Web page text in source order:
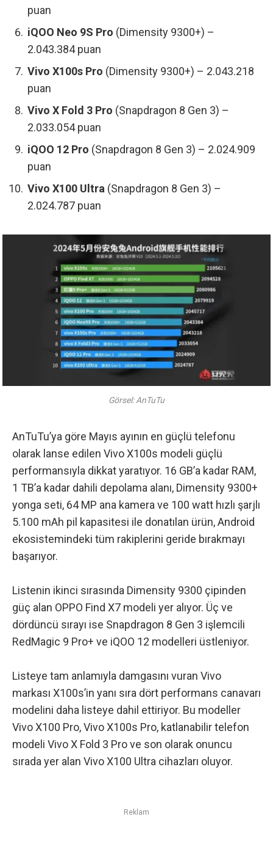
puan
iQOO Neo 9S Pro (Dimensity 9300+) –
2.043.384 puan
Vivo X100s Pro (Dimensity 9300+) – 2.043.218
puan
Vivo X Fold 3 Pro (Snapdragon 8 Gen 3) –
2.033.054 puan
iQOO 12 Pro (Snapdragon 8 Gen 3) – 2.024.909
puan
Vivo X100 Ultra (Snapdragon 8 Gen 3) –
2.024.787 puan
Görsel: AnTuTu
AnTuTu’ya göre Mayıs ayının en güçlü telefonu
olarak lanse edilen Vivo X100s modeli güçlü
performansıyla dikkat yaratıyor. 16 GB’a kadar RAM,
1 TB’a kadar dahili depolama alanı, Dimensity 9300+
yonga seti, 64 MP ana kamera ve 100 watt hızlı şarjlı
5.100 mAh pil kapasitesi ile donatılan ürün, Android
ekosistemindeki tüm rakiplerini geride bırakmayı
başarıyor.
Listenin ikinci sırasında Dimensity 9300 çipinden
güç alan OPPO Find X7 modeli yer alıyor. Üç ve
dördüncü sırayı ise Snapdragon 8 Gen 3 işlemcili
RedMagic 9 Pro+ ve iQOO 12 modelleri üstleniyor.
Listeye tam anlamıyla damgasını vuran Vivo
markası X100s’in yanı sıra dört performans canavarı
modelini daha listeye dahil ettiriyor. Bu modeller
Vivo X100 Pro, Vivo X100s Pro, katlanabilir telefon
modeli Vivo X Fold 3 Pro ve son olarak onuncu
sırada yer alan Vivo X100 Ultra cihazları oluyor.
Reklam